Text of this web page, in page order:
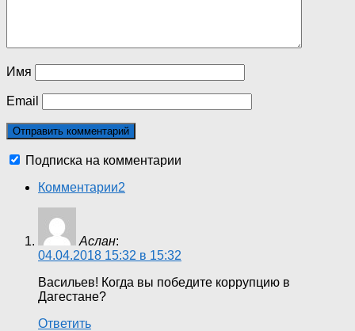
Имя
Email
Подписка на комментарии
Комментарии2
Аслан:
04.04.2018 15:32 в 15:32
Васильев! Когда вы победите коррупцию в
Дагестане?
Ответить